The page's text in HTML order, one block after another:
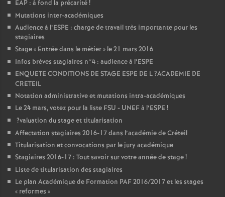
EAP : à fond la précarité!
Mutations inter-académiques
Audience à l’ESPE : charge de travail très importante pour les
stagiaires
Stage « Entrée dans le métier» le 21 mars 2016
Infos brèves stagiaires n°4 : audience à l’ESPE
ENQUETE CONDITIONS DE STAGE ESPE DE L?ACADEMIE DE
CRETEIL
Notation administrative et mutations intra-académiques
Le 24 mars, votez pour la liste FSU - UNEFà l’ESPE !
?valuation du stage et titularisation
Affectation stagiaires 2016-17 dans l’académie de Créteil
Titularisation et convocations par le jury académique
Stagiaires 2016-17 : Tout savoir sur votre année de stage!
Liste de titularisation des stagiaires
Le plan Académique de Formation PAF2016/2017 et les stages
« reformes »